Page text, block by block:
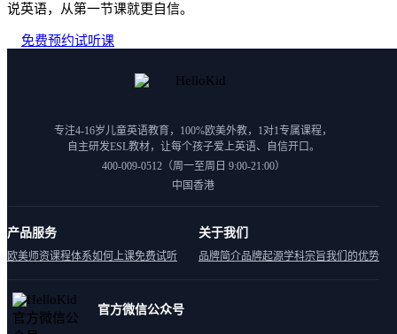
说英语，从第一节课就更自信。
免费预约试听课
专注4-16岁儿童英语教育，100%欧美外教，1对1专属课程，
自主研发ESL教材，让每个孩子爱上英语、自信开口。
400-009-0512（周一至周日 9:00-21:00）
中国香港
产品服务
欧美师资课程体系如何上课免费试听
关于我们
品牌简介品牌起源学科宗旨我们的优势
官方微信公众号